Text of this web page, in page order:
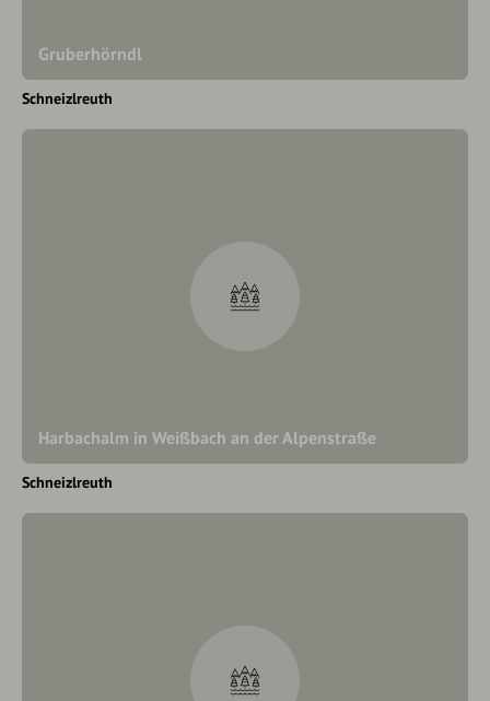
Gruberhörndl
Schneizlreuth
Harbachalm in Weißbach an der Alpenstraße
Schneizlreuth